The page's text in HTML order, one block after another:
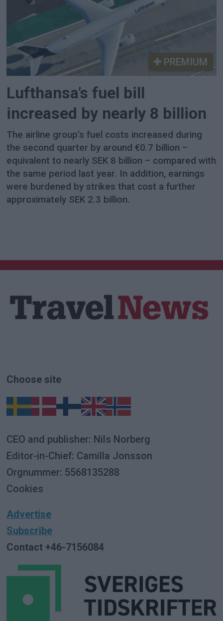
PREMIUM
Lufthansa’s fuel bill
increased by nearly 8 billion
The airline group’s fuel costs increased during
the second quarter by around €0.7 billion –
equivalent to nearly SEK 8 billion – compared with
the same period last year. In addition, earnings
were burdened by strikes that cost a further
approximately SEK 2.3 billion.
Choose site
CEO and publisher: Nils Norberg
Editor-in-Chief: Camilla Jonsson
Orgnummer: 5568135288
Cookies
Advertise
Subscribe
Contact +46-7156084